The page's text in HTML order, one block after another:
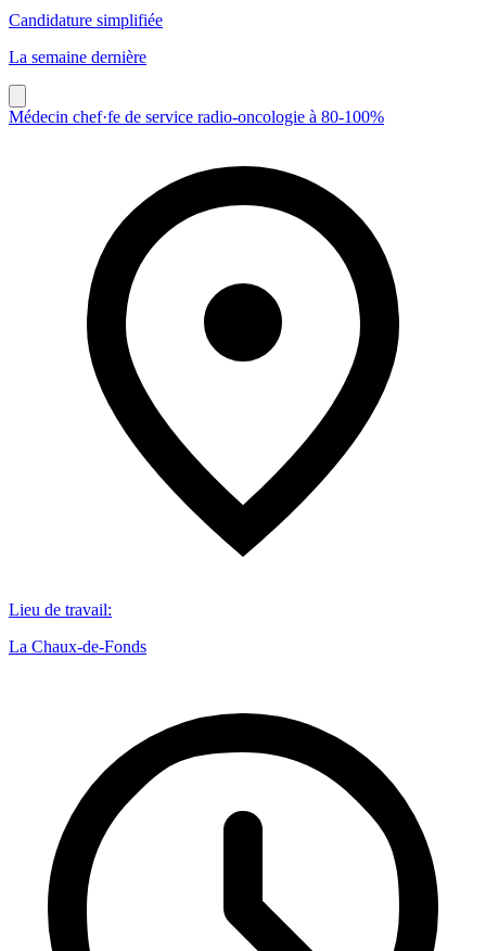
Candidature simplifiée
La semaine dernière
Médecin chef·fe de service radio-oncologie à 80-100%
Lieu de travail:
La Chaux-de-Fonds